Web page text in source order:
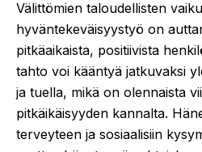
Välittömien taloudellisten
hyväntekeväisyystyö on
pitkäaikaista, positiivista
tahto voi kääntyä jatkuvaksi
ja tuella, mikä on olennaista
pitkäikäisyyden kannalta.
terveyteen ja sosiaalisiin